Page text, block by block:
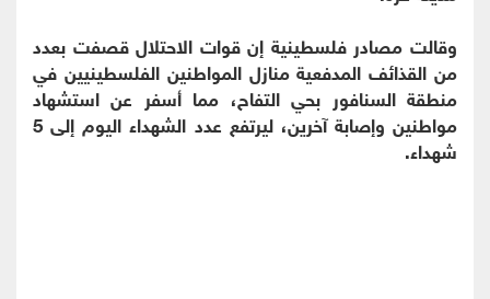
وقالت مصادر فلسطينية إن قوات الاحتلال قصفت بعدد
من القذائف المدفعية منازل المواطنين الفلسطينيين في
منطقة السنافور بحي التفاح، مما أسفر عن استشهاد
مواطنين وإصابة آخرين، ليرتفع عدد الشهداء اليوم إلى 5
شهداء.